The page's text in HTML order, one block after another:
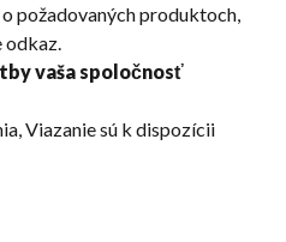
požadovaných produktoch,
vaša spoločnosť
Viazanie sú k dispozícii